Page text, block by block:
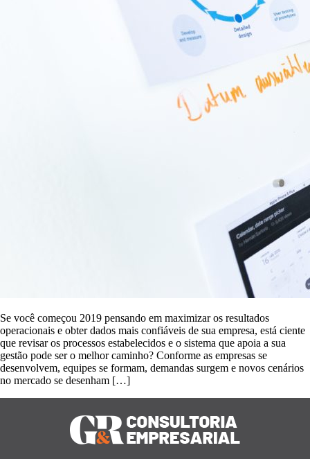
Se você começou 2019 pensando em maximizar os resultados
operacionais e obter dados mais confiáveis de sua empresa, está ciente
que revisar os processos estabelecidos e o sistema que apoia a sua
gestão pode ser o melhor caminho? Conforme as empresas se
desenvolvem, equipes se formam, demandas surgem e novos cenários
no mercado se desenham […]